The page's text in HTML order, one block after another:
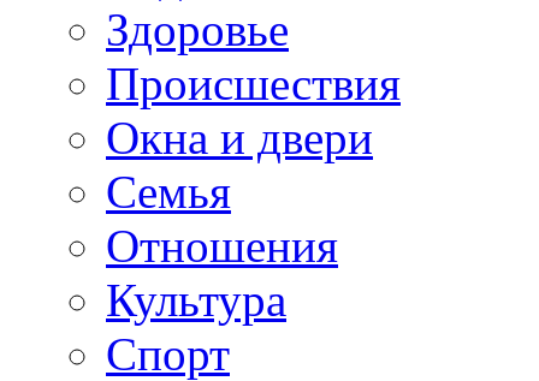
Здоровье
Происшествия
Окна и двери
Семья
Отношения
Культура
Спорт